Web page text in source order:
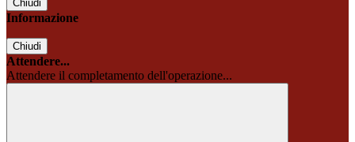
Chiudi
Informazione
Chiudi
Attendere...
Attendere il completamento dell'operazione...